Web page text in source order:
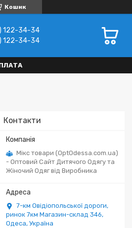
Кошик
122-34-34
122-34-34
Контакти
Мікс товари (OptOdessa.com.ua)
- Оптовий Сайт Дитячого Одягу та
Жіночий Одяг від Виробника
7-км Овідіопольської дороги,
ринок 7км Магазин-склад 346,
Одеса, Україна